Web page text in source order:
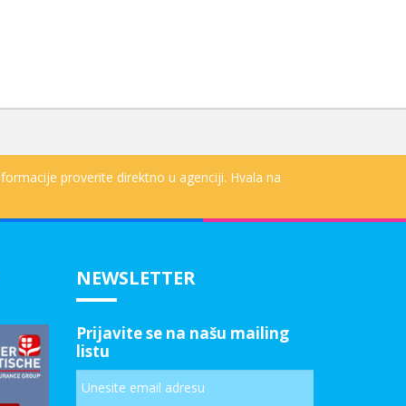
proverite direktno u agenciji. Hvala na
NEWSLETTER
Prijavite se na našu mailing
listu